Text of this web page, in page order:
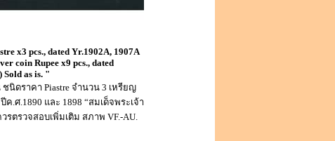
x3 pcs., dated Yr.1902A, 1907A
coin Rupee x9 pcs., dated
Sold as is. "
นิดราคา Piastre จำนวน 3 เหรียญ
.ศ.1890 และ 1898 “สมเด็จพระเจ้า
รตรวจสอบเพิ่มเติม สภาพ VF.-AU.